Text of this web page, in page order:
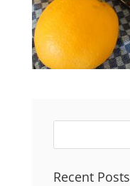
Recent Posts